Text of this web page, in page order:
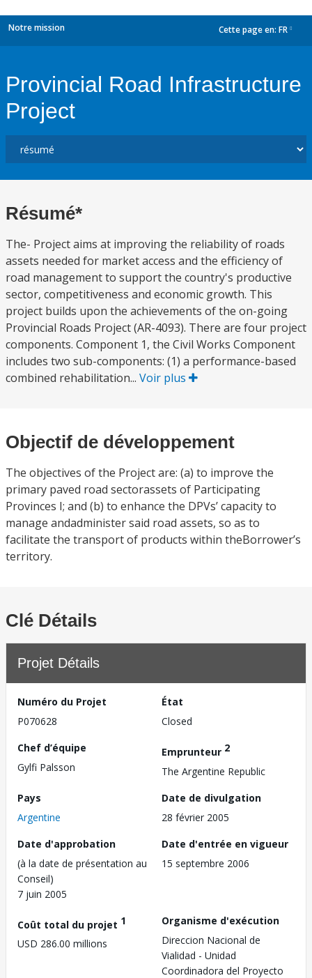
Notre mission Cette page en: FR
Provincial Road Infrastructure
Project
Résumé*
The- Project aims at improving the reliability of roads
assets needed for market access and the efficiency of
road management to support the country's productive
sector, competitiveness and economic growth. This
project builds upon the achievements of the on-going
Provincial Roads Project (AR-4093). There are four project
components. Component 1, the Civil Works Component
includes two sub-components: (1) a performance-based
combined rehabilitation... Voir plus
Objectif de développement
The objectives of the Project are: (a) to improve the
primary paved road sectorassets of Participating
Provinces I; and (b) to enhance the DPVs’ capacity to
manage andadminister said road assets, so as to
facilitate the transport of products within theBorrower’s
territory.
Clé Détails
Projet Détails
Numéro du Projet
P070628
État
Closed
Chef d’équipe
Gylfi Palsson
Emprunteur 2
The Argentine Republic
Pays
Argentine
Date de divulgation
28 février 2005
Date d'approbation
(à la date de présentation au
Conseil)
7 juin 2005
Date d'entrée en vigueur
15 septembre 2006
Coût total du projet 1
USD 286.00 millions
Organisme d'exécution
Direccion Nacional de
Vialidad - Unidad
Coordinadora del Proyecto